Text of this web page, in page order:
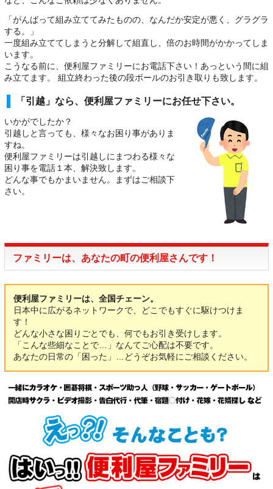
「がんばって組み立ててみたものの、なんだか安定が悪く、グラグラ
する。」
一度組み立ててしまうと分解して組直し、倍のお時間がかかってしま
います。
こうなる前に、便利屋ファミリーにお電話下さい！あっという間に組
み立てます。 組立終わった後の段ボールのお引き取りも致します。
「引越」なら、便利屋ファミリーにお任せ下さい。
いかがでしたか？
引越しと言っても、様々なお困り事がありま
すね。
便利屋ファミリーは引越しにまつわる様々な
困り事を電話１本、解決致します。
どんな事でもかまいません。まずはご相談下
さい。
ファミリーは、あなたの町の便利屋さんです！
便利屋ファミリーは、全国チェーン。
日本中に広がるネットワークで、どこでもすぐに駆けつけま
す！
どんな小さな困りごとでも、何でもお引き受けします。
「こんな些細なことで…」なんてご心配は不要です。
あなたの日常の「困った」…どうぞお気軽にご相談ください。